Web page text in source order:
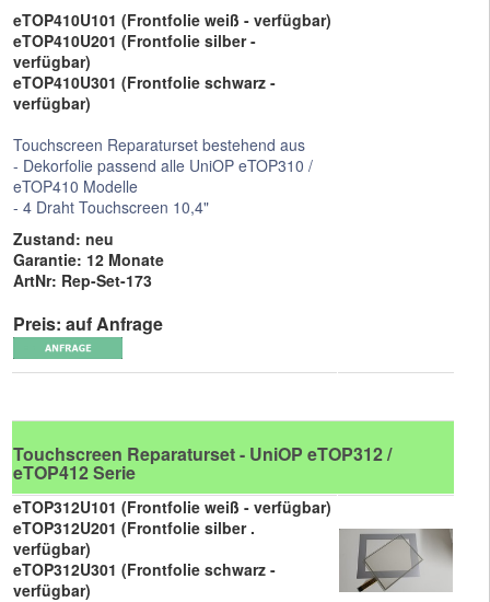
eTOP410U101 (Frontfolie weiß - verfügbar)
eTOP410U201 (Frontfolie silber -
verfügbar)
eTOP410U301 (Frontfolie schwarz -
verfügbar)
Touchscreen Reparaturset bestehend aus
- Dekorfolie passend alle UniOP eTOP310 /
eTOP410 Modelle
- 4 Draht Touchscreen 10,4"
Zustand: neu
Garantie: 12 Monate
ArtNr: Rep-Set-173
Preis: auf Anfrage
Touchscreen Reparaturset - UniOP eTOP312 /
eTOP412 Serie
eTOP312U101 (Frontfolie weiß - verfügbar)
eTOP312U201 (Frontfolie silber .
verfügbar)
eTOP312U301 (Frontfolie schwarz -
verfügbar)